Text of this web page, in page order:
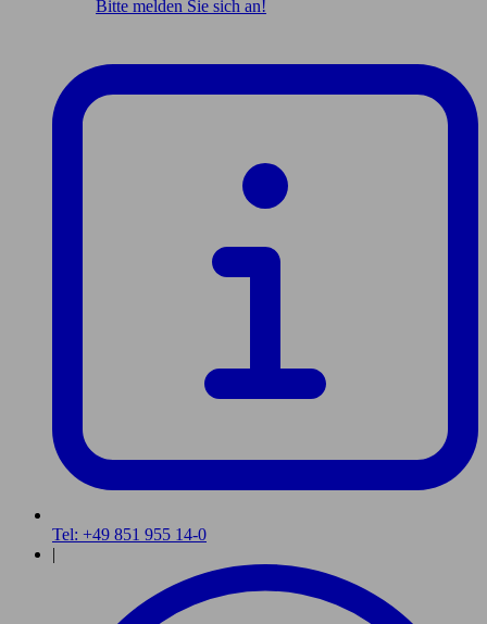
Bitte melden Sie sich an!
Tel: +49 851 955 14-0
|